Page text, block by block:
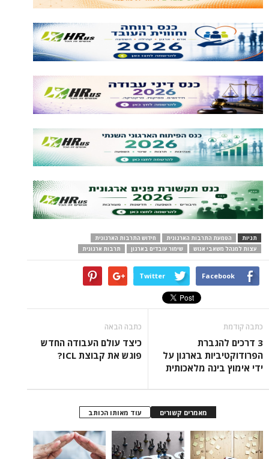
תגיות הטמעת התרבות הארגונית
חידוש התרבות הארגונית
עצות למנהל משאבי אנוש
שימור עובדים בארגון תרבות ארגונית
Facebook
Twitter
כתבה קודמת
3 דרכים להגברת
הפרודוקטיביות בארגון על
ידי אימוץ בינה מלאכותית
כתבה הבאה
כיצד עולם העבודה החדש
פוגש את קבוצת ICL?
מאמרים קשורים עוד מאותו הכותב